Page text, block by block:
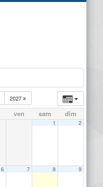
2027
ven sam dim
1 2
6 7 8 9